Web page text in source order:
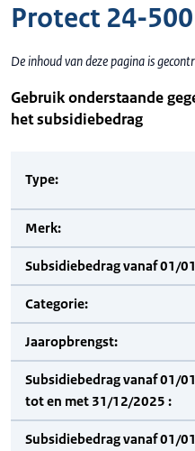
Protect 24-
De inhoud van deze pagina is
Gebruik onderstaande
het subsidiebedrag
Type:
Merk:
Subsidiebedrag vanaf 01/
Categorie:
Jaaropbrengst:
Subsidiebedrag vanaf 01/
tot en met 31/12/2025 :
Subsidiebedrag vanaf 01/